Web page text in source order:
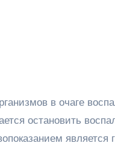
в очаге
остановить
является